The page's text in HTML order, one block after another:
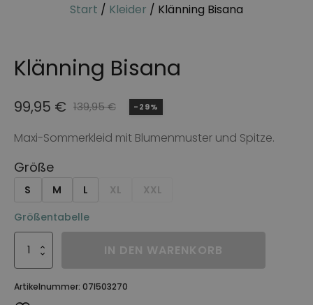
Start / Kleider / Klänning Bisana
Klänning Bisana
139,95€
Ursprünglicher
Preis
war:
139,95 €
99,95 €
Aktueller
Preis
ist:
99,95 €.
-29%
Maxi-Sommerkleid mit Blumenmuster und Spitze.
Größe
S M L XL
XXL
Größentabelle
Klänning
Bisana
Menge
IN DEN WARENKORB
Artikelnummer: 07I503270